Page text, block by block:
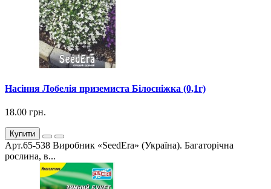
Насіння Лобелія приземиста Білосніжка (0,1г)
18.00 грн.
Купити
Арт.65-538 Виробник «SeedEra» (Україна). Багаторічна
рослина, в...